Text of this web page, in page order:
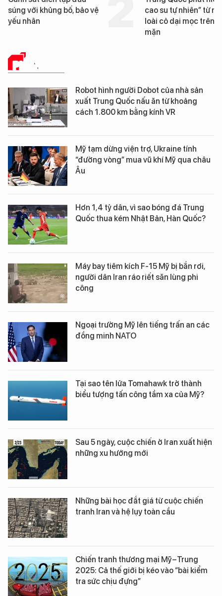
cao su tự nhiên” từ một
loài cỏ dại mọc trên đất
Đà Nẵng sắp bị kiểm
PHÂN TÍCH
Robot hình người Dobot của nhà sản
xuất Trung Quốc nấu ăn từ khoảng
cách 1.800 km bằng kính VR
Mỹ tạm dừng viện trợ, Ukraine tính
“đường vòng” mua vũ khí Mỹ qua châu
Âu
Hơn 1,4 tỷ dân, vì sao bóng đá Trung
Quốc thua kém Nhật Bản, Hàn Quốc?
Máy bay tiêm kích F-15 Mỹ bị bắn rơi,
người dân Iran ráo riết săn lùng phi
công
Ngoại trưởng Mỹ lên tiếng trấn an các
đồng minh NATO
Tại sao tên lửa Tomahawk trở thành
biểu tượng tấn công tầm xa của Mỹ?
Sau 5 ngày, cuộc chiến ở Iran xuất hiện
những xu hướng mới
Những bài học đắt giá từ cuộc chiến
tranh Iran và hệ lụy toàn cầu
Chiến tranh thương mại Mỹ–Trung
2025: Cả thế giới bị kéo vào “bài kiểm
tra sức chịu đựng”